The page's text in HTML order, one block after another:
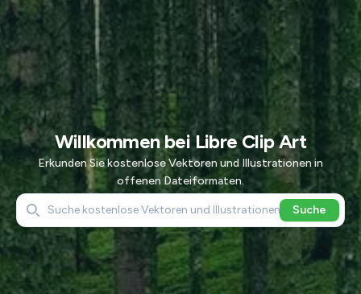
Willkommen bei Libre Clip Art
Erkunden Sie kostenlose Vektoren und Illustrationen in
offenen Dateiformaten.
Suche